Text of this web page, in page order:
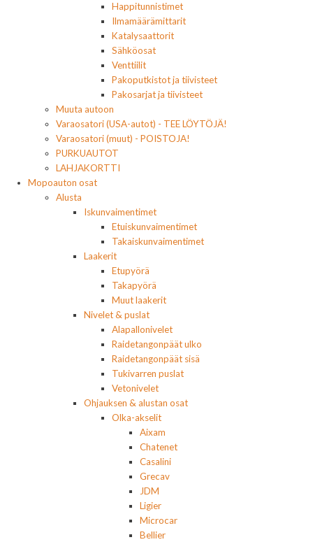
Happitunnistimet
Ilmamäärämittarit
Katalysaattorit
Sähköosat
Venttiilit
Pakoputkistot ja tiivisteet
Pakosarjat ja tiivisteet
Muuta autoon
Varaosatori (USA-autot) - TEE LÖYTÖJÄ!
Varaosatori (muut) - POISTOJA!
PURKUAUTOT
LAHJAKORTTI
Mopoauton osat
Alusta
Iskunvaimentimet
Etuiskunvaimentimet
Takaiskunvaimentimet
Laakerit
Etupyörä
Takapyörä
Muut laakerit
Nivelet & puslat
Alapallonivelet
Raidetangonpäät ulko
Raidetangonpäät sisä
Tukivarren puslat
Vetonivelet
Ohjauksen & alustan osat
Olka-akselit
Aixam
Chatenet
Casalini
Grecav
JDM
Ligier
Microcar
Bellier